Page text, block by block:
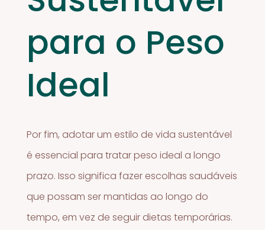
para o Peso
Ideal
Por fim, adotar um estilo de vida sustentável
é essencial para tratar peso ideal a longo
prazo. Isso significa fazer escolhas saudáveis
que possam ser mantidas ao longo do
tempo, em vez de seguir dietas temporárias.